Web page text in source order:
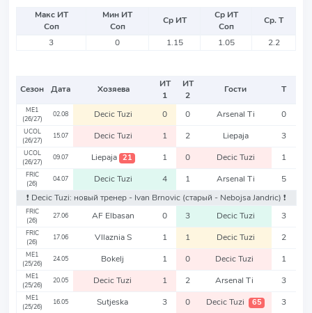
Макс ИТ
Соп
Мин ИТ
Соп
Ср ИТ
Ср ИТ
Соп
Ср. Т
3
0 1.15 1.05 2.2
Сезон Дата Хозяева
ИТ
1
ИТ
2
Гости Т
ME1
(26/27)
02.08 Decic Tuzi 0 0 Arsenal Ti 0
UCOL
(26/27)
15.07 Decic Tuzi 1 2 Liepaja 3
UCOL
(26/27)
09.07 Liepaja 21 1 0 Decic Tuzi 1
FRIC
(26)
04.07 Decic Tuzi 4 1 Arsenal Ti
5
❗️ Decic Tuzi: новый тренер - Ivan Brnovic (старый - Nebojsa Jandric) ❗️
FRIC
(26)
27.06 AF Elbasan 0 3 Decic Tuzi 3
FRIC
(26)
17.06 Vllaznia S 1 1 Decic Tuzi 2
ME1
(25/26)
24.05 Bokelj 1 0 Decic Tuzi 1
ME1
(25/26)
20.05 Decic Tuzi 1 2 Arsenal Ti 3
ME1
(25/26)
16.05 Sutjeska 3 0 Decic Tuzi 65 3